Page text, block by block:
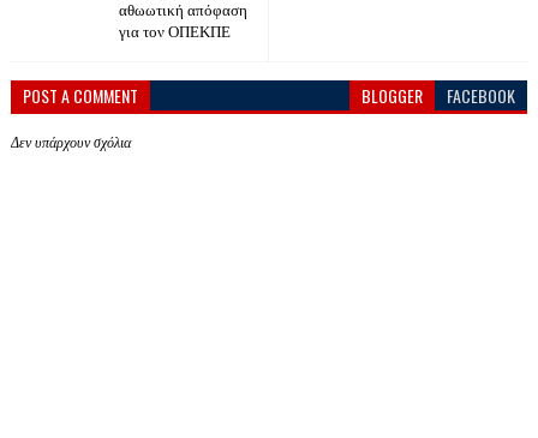
αθωωτική απόφαση
για τον ΟΠΕΚΠΕ
POST A COMMENT BLOGGER FACEBOOK
Δεν υπάρχουν σχόλια